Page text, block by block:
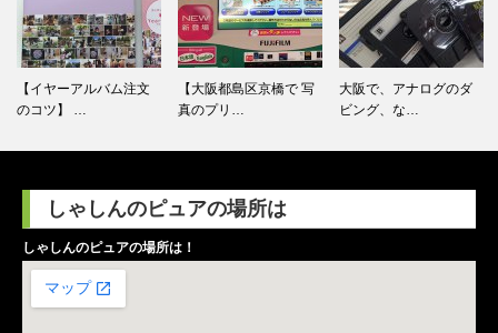
【イヤーアルバム注文
のコツ】 …
【大阪都島区京橋で 写
真のプリ…
大阪で、アナログのダ
ビング、な…
しゃしんのピュアの場所は
しゃしんのピュアの場所は！